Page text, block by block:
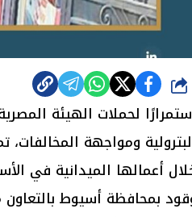
شارك
لحملات الهيئة
ومواجهة المخالفات،
بمحافظة أسيوط